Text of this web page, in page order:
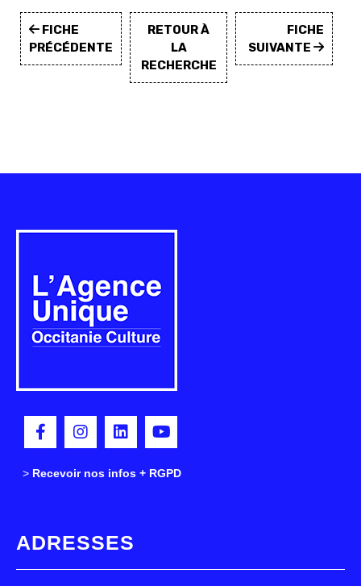
FICHE
PRÉCÉDENTE
RETOUR À
LA
RECHERCHE
FICHE
SUIVANTE
> Recevoir nos infos + RGPD
ADRESSES